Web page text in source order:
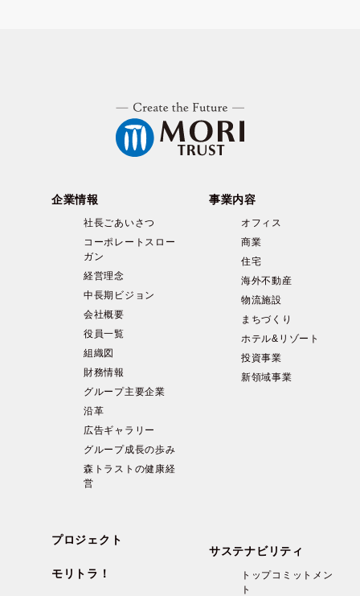
企業情報
社長ごあいさつ
コーポレートスロー
ガン
経営理念
中長期ビジョン
会社概要
役員一覧
組織図
財務情報
グループ主要企業
沿革
広告ギャラリー
グループ成長の歩み
森トラストの健康経
営
事業内容
オフィス
商業
住宅
海外不動産
物流施設
まちづくり
ホテル&リゾート
投資事業
新領域事業
プロジェクト
モリトラ！
サステナビリティ
トップコミットメン
ト